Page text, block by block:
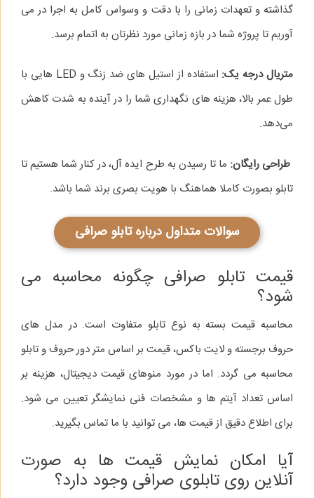
گذاشته و تعهدات زمانی را با دقت و وسواس کامل به اجرا در می‌
آوریم تا پروژه شما در بازه زمانی مورد نظرتان به اتمام برسد.
متریال درجه یک:
استفاده از استیل‌ های ضد زنگ و LED هایی با
طول عمر بالا، هزینه‌ های نگهداری شما را در آینده به شدت کاهش
می‌دهد.
طراحی رایگان: ما تا رسیدن به طرح ایده‌ آل، در کنار شما هستیم تا
تابلو بصورت کاملا هماهنگ با هویت بصری برند شما باشد.
سوالات متداول درباره تابلو صرافی
قیمت تابلو صرافی چگونه محاسبه می‌
شود؟
محاسبه قیمت بسته به نوع تابلو متفاوت است. در مدل‌ های
حروف برجسته و لایت باکس، قیمت بر اساس متر دور حروف و تابلو
محاسبه می‌ گردد. اما در مورد منوهای قیمت دیجیتال، هزینه بر
اساس تعداد آیتم‌ ها و مشخصات فنی نمایشگر تعیین می‌ شود.
برای اطلاع دقیق از قیمت‌ ها، می‌ توانید با ما تماس بگیرید.
آیا امکان نمایش قیمت‌ ها به صورت
آنلاین روی تابلوی صرافی وجود دارد؟